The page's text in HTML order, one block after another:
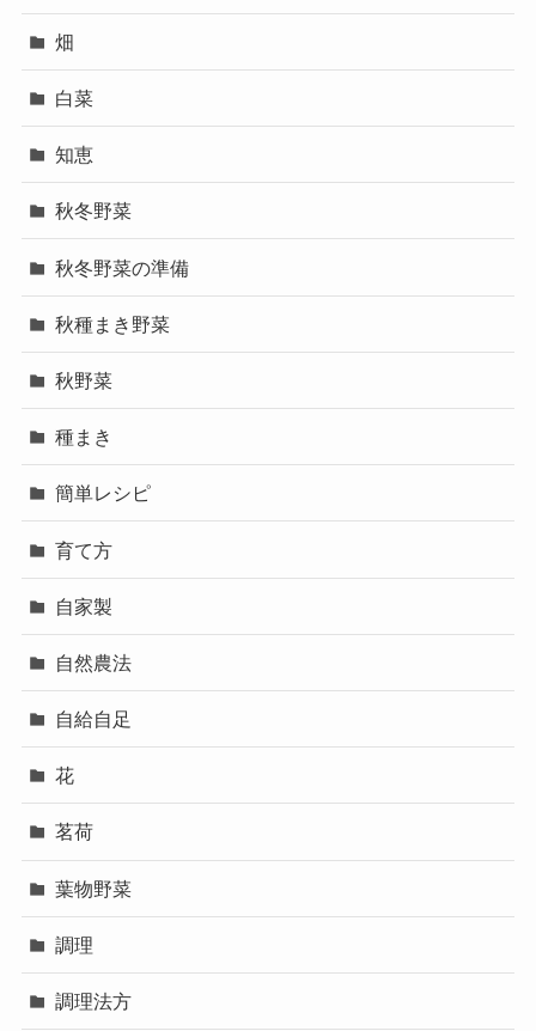
畑
白菜
知恵
秋冬野菜
秋冬野菜の準備
秋種まき野菜
秋野菜
種まき
簡単レシピ
育て方
自家製
自然農法
自給自足
花
茗荷
葉物野菜
調理
調理法方